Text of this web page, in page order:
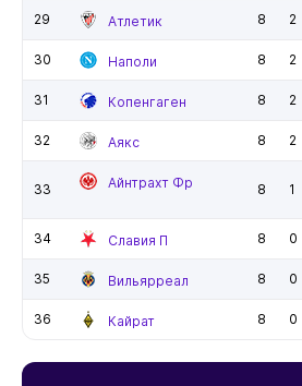
29 Атлетик 8 2
30 Наполи 8 2
31 Копенгаген 8 2
32 Аякс 8 2
33 Айнтрахт Фр 8 1
34 Славия П 8 0
35 Вильярреал 8 0
36 Кайрат 8 0